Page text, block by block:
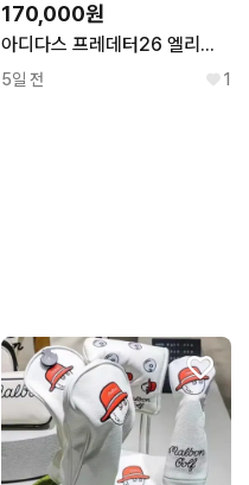
170,000원
아디다스 프레데터26 엘리트 축구화 ag/hg
5일 전 1